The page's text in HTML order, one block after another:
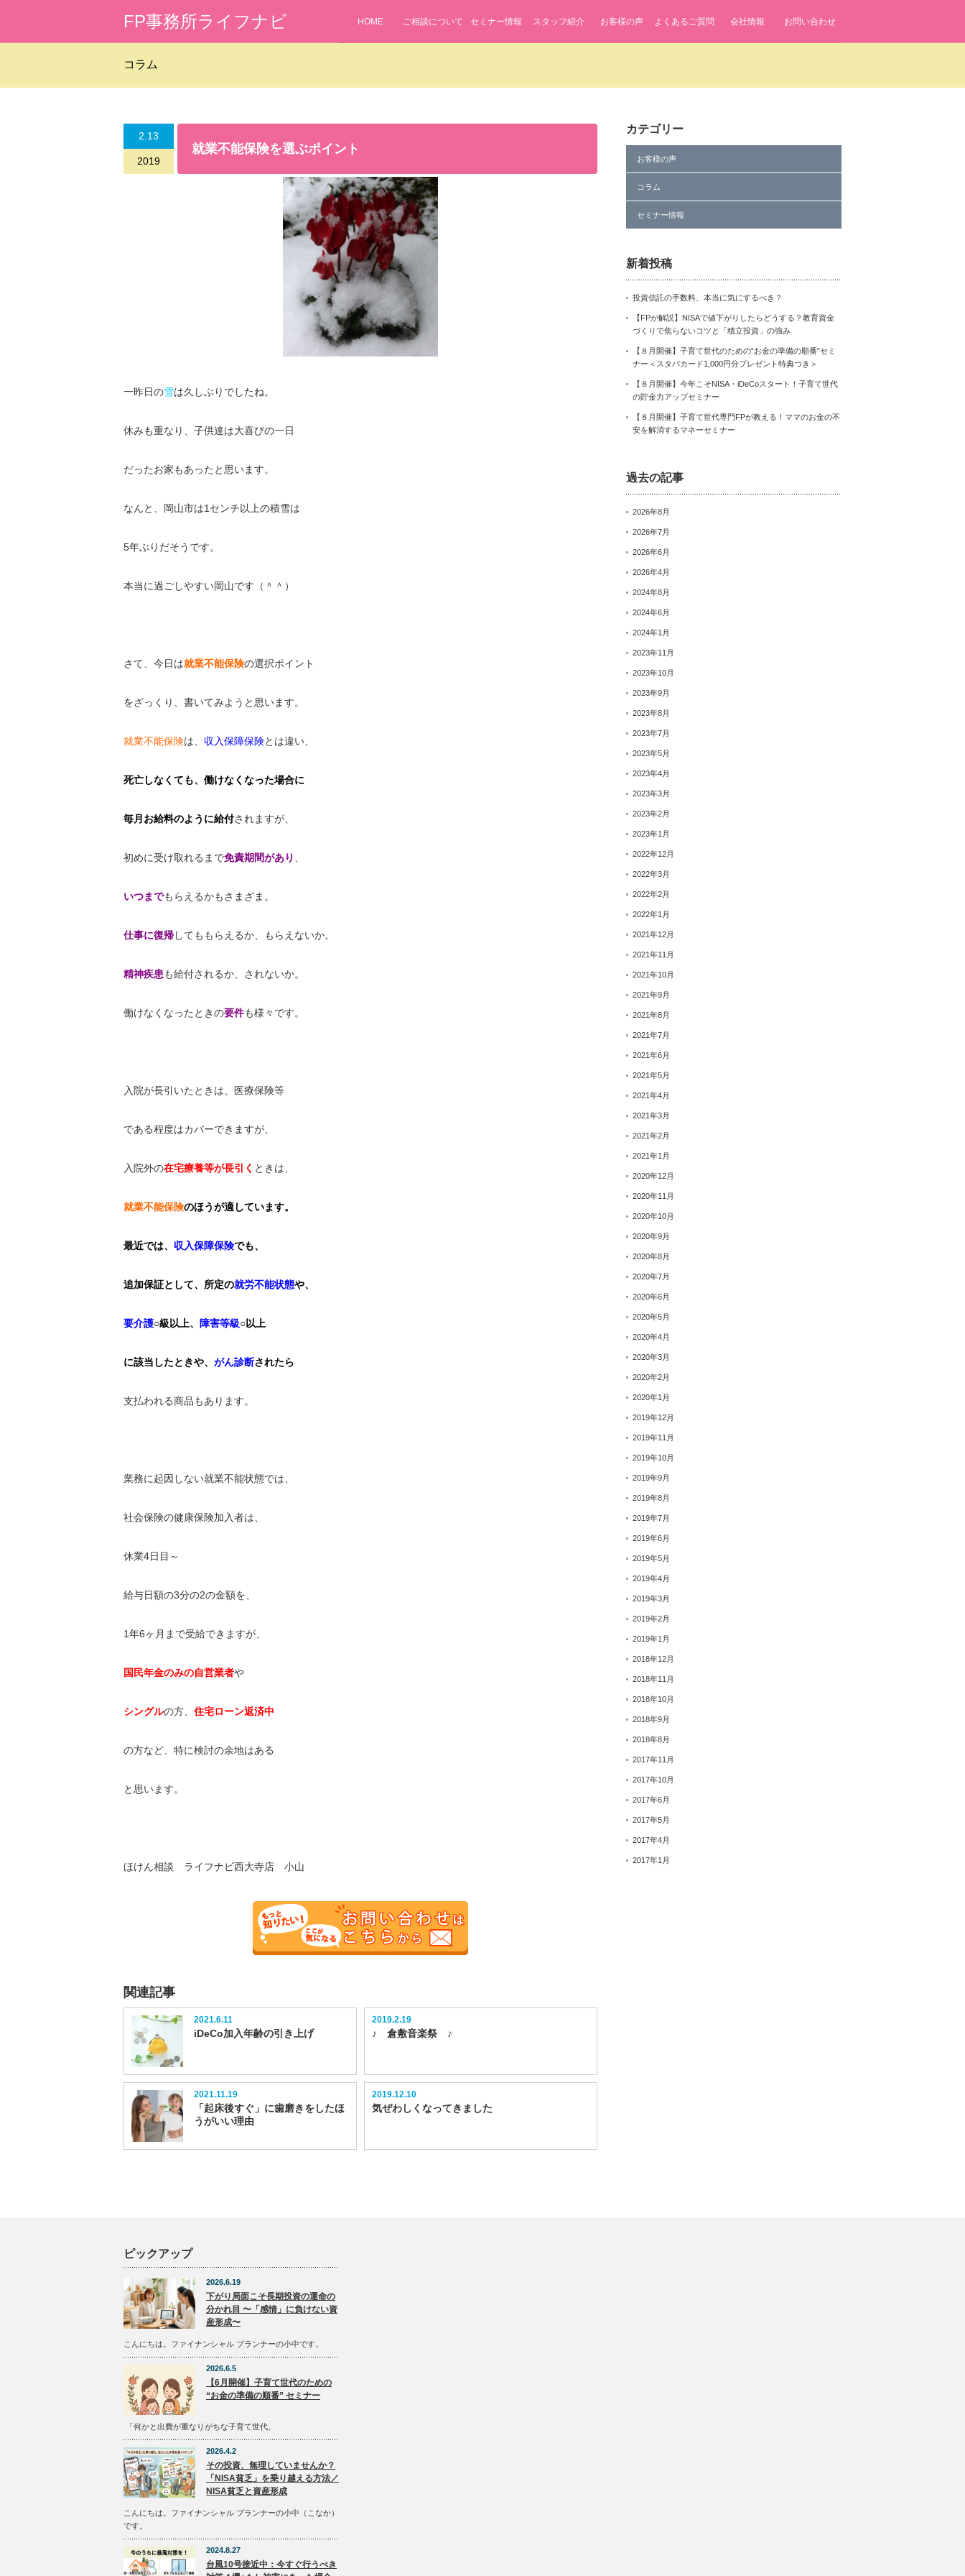
FP事務所ライフナビ HOME ご相談について セミナー情報 スタッフ紹介 お客様の声 よくあるご質問 会社情報 お問い合わせ
コラム
2.13
2019
就業不能保険を選ぶポイント
一昨日の雪は久しぶりでしたね。
休みも重なり、子供達は大喜びの一日
だったお家もあったと思います。
なんと、岡山市は1センチ以上の積雪は
5年ぶりだそうです。
本当に過ごしやすい岡山です（＾＾）
さて、今日は就業不能保険の選択ポイント
をざっくり、書いてみようと思います。
就業不能保険は、 収入保障保険とは違い、
死亡しなくても、働けなくなった場合に
毎月 お給料のように給付されますが、
初めに受け取れるまで免責期間があり
いつまでもらえるかもさまざま。
仕事に復帰してももらえるか、もらえないか。
精神疾患も給付されるか、されないか。
働けなくなったときの要件も様々です。
入院が長引いたときは、医療保険等
である程度はカバーできますが、
入院外の在宅療養等が長引く ときは、
就業不能保険のほうが適しています。
最近では、 収入保障保険でも、
追加保証として、所定の就労不能状態や、
要介護○級以上、 障害等級○以上
に該当したときや、 がん診断されたら
支払われる商品もあります。
業務に起因しない就業不能状態では、
社会保険の健康保険加入者は、
休業4日目～
給与日額の3分の2の金額を、
1年6ヶ月まで受給できますが、
国民年金のみの自営業者や
シングルの方、 住宅ローン返済中
の方など、特に検討の余地はある
と思います。
ほけん相談 ライフナビ西大寺店 小山
関連記事
2021.6.11
iDeCo加入年齢の引き上げ
2019.2.19
♪ 倉敷音楽祭 ♪
2021.11.19
「起床後すぐ」に歯磨きをしたほ
うがいい理由
2019.12.10
気ぜわしくなってきました
カテゴリー
お客様の声
コラム
セミナー情報
新着投稿
投資信託の手数料、本当に気にするべき？
【FPが解説】NISAで値下がりしたらどうする？教育資金
づくりで焦らないコツと「積立投資」の強み
【８月開催】子育て世代のための“お金の準備の順番”セミ
ナー＜スタバカード1,000円分プレゼント特典つき＞
【８月開催】今年こそNISA・iDeCoスタート！子育て世代
の貯金力アップセミナー
【８月開催】子育て世代専門FPが教える！ママのお金の不
安を解消するマネーセミナー
過去の記事
2026年8月
2026年7月
2026年6月
2026年4月
2024年8月
2024年6月
2024年1月
2023年11月
2023年10月
2023年9月
2023年8月
2023年7月
2023年5月
2023年4月
2023年3月
2023年2月
2023年1月
2022年12月
2022年3月
2022年2月
2022年1月
2021年12月
2021年11月
2021年10月
2021年9月
2021年8月
2021年7月
2021年6月
2021年5月
2021年4月
2021年3月
2021年2月
2021年1月
2020年12月
2020年11月
2020年10月
2020年9月
2020年8月
2020年7月
2020年6月
2020年5月
2020年4月
2020年3月
2020年2月
2020年1月
2019年12月
2019年11月
2019年10月
2019年9月
2019年8月
2019年7月
2019年6月
2019年5月
2019年4月
2019年3月
2019年2月
2019年1月
2018年12月
2018年11月
2018年10月
2018年9月
2018年8月
2017年11月
2017年10月
2017年6月
2017年5月
2017年4月
2017年1月
ピックアップ
2026.6.19
下がり局面こそ長期投資の運命の
分かれ目 〜「感情」に負けない資
産形成〜
こんにちは。ファイナンシャル プランナーの小中です。
2026.6.5
【6月開催】子育て世代のための
“お金の準備の順番” セミナー
「何かと出費が重なりがちな子育て世代。
2026.4.2
その投資、無理していませんか？
「NISA貧乏」を乗り越える方法／
NISA貧乏と資産形成
こんにちは。ファイナンシャル プランナーの小中（こなか）
です。
2024.8.27
台風10号接近中：今すぐ行うべき